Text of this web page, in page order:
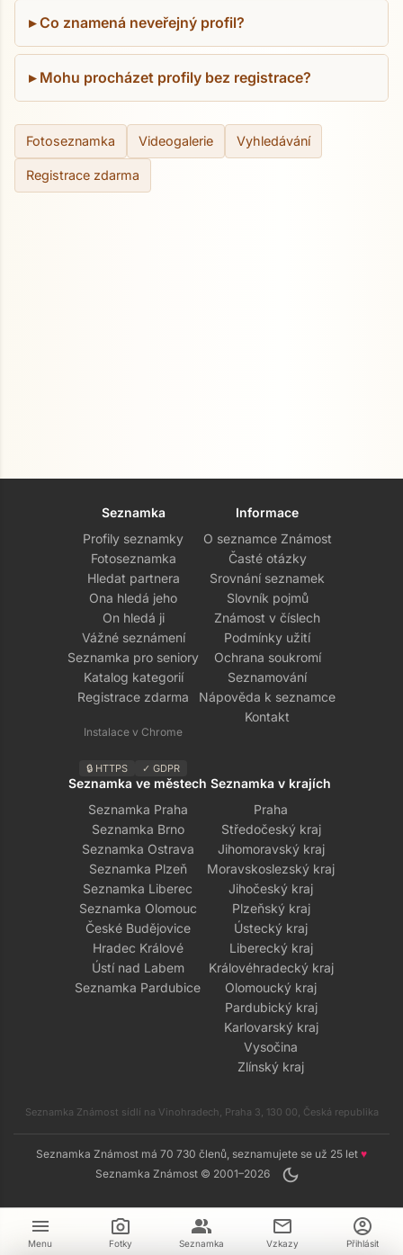
menu
Menu
camera_alt
Fotky
group
Seznamka
mail
Vzkazy
account_circle
Přihlásit
Co znamená neveřejný profil?
Mohu procházet profily bez registrace?
Fotoseznamka Videogalerie Vyhledávání
Registrace zdarma
Seznamka
Profily seznamky
Fotoseznamka
Hledat partnera
Ona hledá jeho
On hledá ji
Vážné seznámení
Seznamka pro seniory
Katalog kategorií
Registrace zdarma
Instalace v Chrome
🔒 HTTPS ✓ GDPR
Informace
O seznamce Známost
Časté otázky
Srovnání seznamek
Slovník pojmů
Známost v číslech
Podmínky užití
Ochrana soukromí
Seznamování
Nápověda k seznamce
Kontakt
Seznamka ve městech
Seznamka Praha
Seznamka Brno
Seznamka Ostrava
Seznamka Plzeň
Seznamka Liberec
Seznamka Olomouc
České Budějovice
Hradec Králové
Ústí nad Labem
Seznamka Pardubice
Seznamka v krajích
Praha
Středočeský kraj
Jihomoravský kraj
Moravskoslezský kraj
Jihočeský kraj
Plzeňský kraj
Ústecký kraj
Liberecký kraj
Královéhradecký kraj
Olomoucký kraj
Pardubický kraj
Karlovarský kraj
Vysočina
Zlínský kraj
Seznamka Známost sídlí na Vinohradech, Praha 3, 130 00, Česká republika
Seznamka Známost má 70 730 členů, seznamujete se už 25 let ♥
Seznamka Známost © 2001–2026
dark_mode